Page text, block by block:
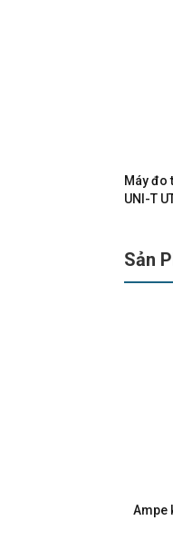
Máy đo
UNI-T
Sản
Ampe